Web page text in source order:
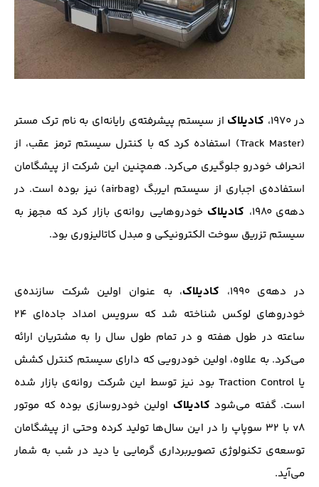
در ۱۹۷۰، کادیلاک از سیستم پیشرفته‌ی رایانه‌ای به نام ترک مستر
(Track Master) استفاده کرد که با کنترل سیستم ترمز عقب، از
انحراف خودرو جلوگیری می‌کرد. همچنین این شرکت از پیشگامان
استفاده‌ی اجباری از سیستم ایربگ (airbag) نیز بوده است. در
دهه‌ی ۱۹۸۰،
کادیلاک خودروهایی روانه‌ی بازار کرد که مجهز به
سیستم تزریق سوخت الکترونیکی و مبدل کاتالیزوری بود.
در دهه‌ی ۱۹۹۰، کادیلاک، به عنوان اولین شرکت سازنده‌ی
خودروهای لوکس شناخته شد که سرویس امداد جاده‌ای ۲۴
ساعته در طول هفته و در تمام طول سال را به مشتریان ارائه
می‌کرد. به علاوه، اولین خودرویی که دارای سیستم کنترل کشش
یا Traction Control بود نیز توسط این شرکت روانه‌ی بازار شده
است. گفته می‌شود کادیلاک اولین خودروسازی بوده که موتور
v8 با ۳۲ سوپاپ را در این سال‌ها تولید کرده وحتی از پیشگامان
توسعه‌ی تکنولوژي تصویر‌برداری گرمایی یا دید در شب به شمار
می‌آید.